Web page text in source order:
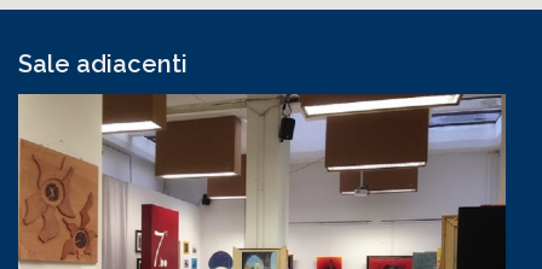
Sale adiacenti